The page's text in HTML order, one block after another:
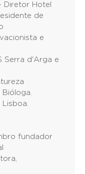
Diretor Hotel
de
e
Serra d'Arga e
Bióloga.
fundador